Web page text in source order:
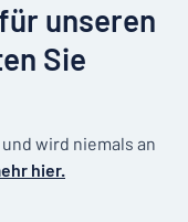
unseren
Sie
wird niemals an
hier.